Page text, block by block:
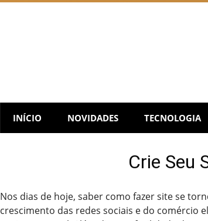
INÍCIO NOVIDADES TECNOLOGIA
Crie Seu
Nos dias de hoje, saber como fazer site se
crescimento das redes sociais e do comércio